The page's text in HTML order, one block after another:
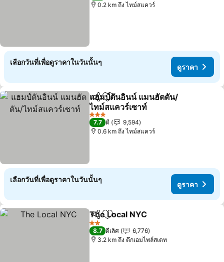
0.2 km ถึง ไทม์สแควร์
เลือกวันที่เพื่อดูราคาในวันนั้นๆ
ดูราคา
แชร์ เพิ่มในรายการโปรด
แฮมป์ตันอินน์ แมนฮัตตัน/
ไทม์สแควร์เซาท์
ดูราคา
3 ดาว
7.7 ดี
9,594
0.6 km ถึง ไทม์สแควร์
เลือกวันที่เพื่อดูราคาในวันนั้นๆ
ดูราคา
แชร์ เพิ่มในรายการโปรด
The Local NYC
2 ดาว
8.7 ดีเลิศ
6,776
3.2 km ถึง ตึกเอมไพล์สเตท